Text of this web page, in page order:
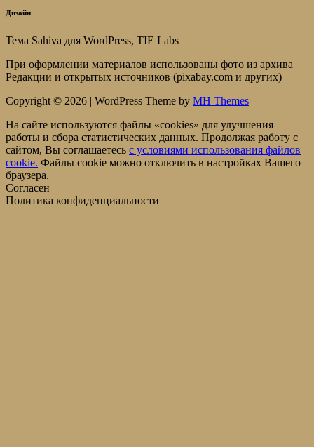
Дизайн
Тема Sahiva для WordPress, TIE Labs
При оформлении материалов использованы фото из архива
Редакции и открытых источников (pixabay.com и других)
Copyright © 2026 | WordPress Theme by MH Themes
На сайте используются файлы «cookies» для улучшения
работы и сбора статистических данных. Продолжая работу с
сайтом, Вы соглашаетесь c условиями использования файлов
cookie. Файлы cookie можно отключить в настройках Вашего
браузера.
Согласен
Политика конфиденциальности